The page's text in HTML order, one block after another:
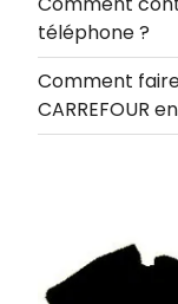
téléphone ?
Comment
CARREFOUR